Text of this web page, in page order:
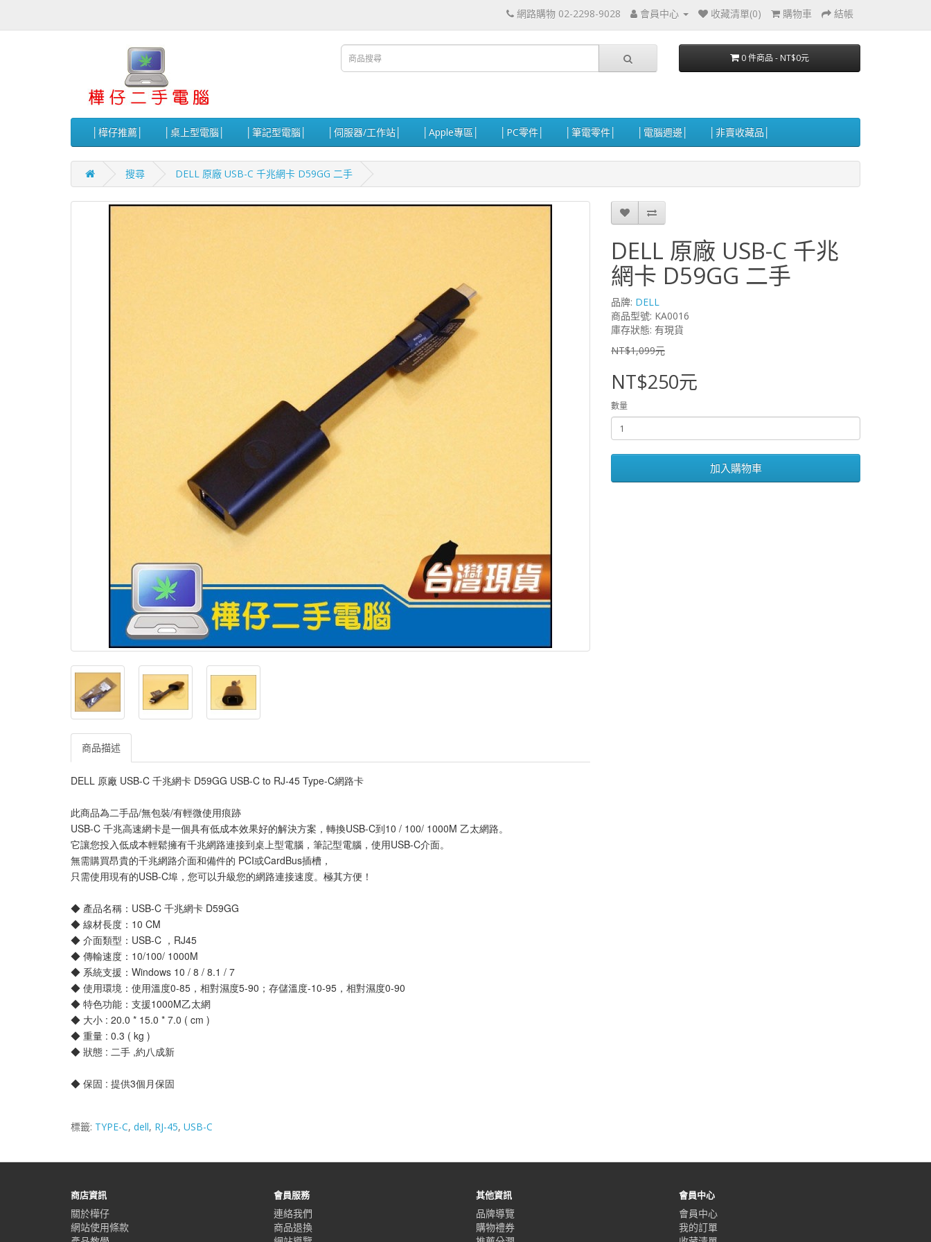
網路購物 02-2298-9028 會員中心 收藏清單(0) 購物車 結帳
0 件商品 - NT$0元
│樺仔推薦│ │桌上型電腦│ │筆記型電腦│ │伺服器/工作站│ │Apple專區│ │PC零件│ │筆電零件│ │電腦週邊│ │非賣收藏品│
搜尋 DELL 原廠 USB-C 千兆網卡 D59GG 二手
商品描述
DELL 原廠 USB-C 千兆網卡 D59GG USB-C to RJ-45 Type-C網路卡
此商品為二手品/無包裝/有輕微使用痕跡
USB-C 千兆高速網卡是一個具有低成本效果好的解決方案，轉換USB-C到10 / 100/ 1000M 乙太網路。
它讓您投入低成本輕鬆擁有千兆網路連接到桌上型電腦，筆記型電腦，使用USB-C介面。
無需購買昂貴的千兆網路介面和備件的 PCI或CardBus插槽，
只需使用現有的USB-C埠，您可以升級您的網路連接速度。極其方便！
◆ 產品名稱：USB-C 千兆網卡 D59GG
◆ 線材長度：10 CM
◆ 介面類型：USB-C ，RJ45
◆ 傳輸速度：10/100/ 1000M
◆ 系統支援：Windows 10 / 8 / 8.1 / 7
◆ 使用環境：使用溫度0-85，相對濕度5-90；存儲溫度-10-95，相對濕度0-90
◆ 特色功能：支援1000M乙太網
◆ 大小 : 20.0 * 15.0 * 7.0 ( cm )
◆ 重量 : 0.3 ( kg )
◆ 狀態 : 二手 ,約八成新
◆ 保固 : 提供3個月保固
DELL 原廠 USB-C 千兆
網卡 D59GG 二手
品牌: DELL
商品型號: KA0016
庫存狀態: 有現貨
NT$1,099元
NT$250元
數量
加入購物車
標籤: TYPE-C, dell, RJ-45, USB-C
商店資訊
關於樺仔
網站使用條款
會員服務
連絡我們
商品退換
其他資訊
品牌導覽
購物禮券
會員中心
會員中心
我的訂單